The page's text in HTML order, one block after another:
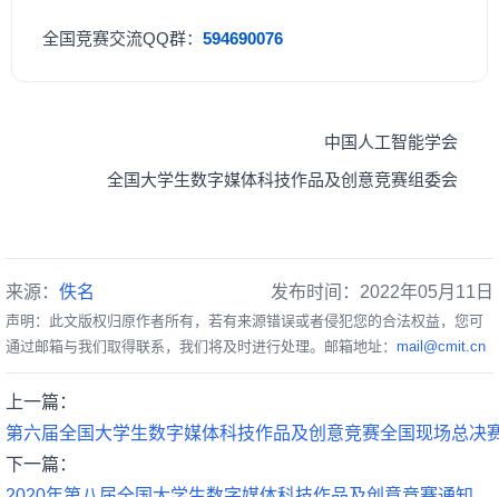
全国竞赛交流QQ群： 594690076
中国人工智能学会
全国大学生数字媒体科技作品及创意竞赛组委会
来源： 佚名 发布时间：2022年05月11日
声明：此文版权归原作者所有，若有来源错误或者侵犯您的合法权益，您可
通过邮箱与我们取得联系，我们将及时进行处理。邮箱地址： mail@cmit.cn
上一篇：
第六届全国大学生数字媒体科技作品及创意竞赛全国现场总决
下一篇：